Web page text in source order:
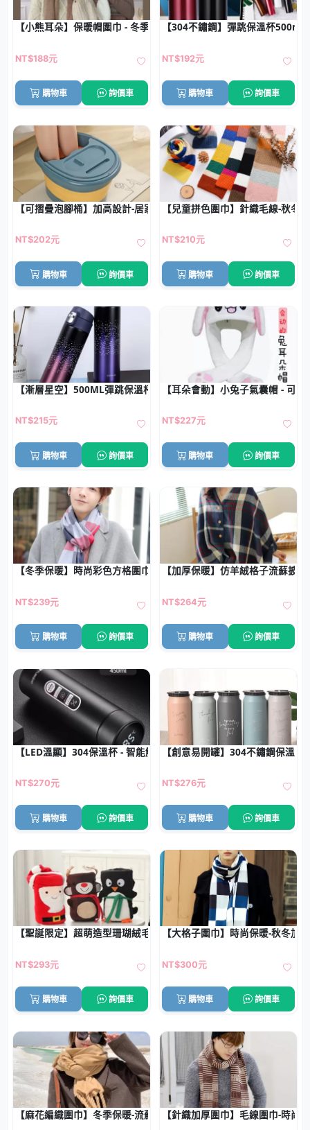
【小熊耳朵】保暖帽圍巾 - 冬季可愛頭套組
NT$188元
購物車 詢價車
【304不鏽鋼】彈跳保溫杯
NT$192元
購物車 詢價車
【可摺疊泡腳桶】加高設計-居家冬季足浴桶
NT$202元
購物車 詢價車
【兒童拼色圍巾】針織毛線-秋冬
NT$210元
購物車 詢價車
【漸層星空】500ML彈跳保溫杯-時尚環保水瓶
NT$215元
購物車 詢價車
【耳朵會動】小兔子氣囊帽 - 可愛
NT$227元
購物車 詢價車
【冬季保暖】時尚彩色方格圍巾 - 仿羊絨柔軟保暖圍巾
NT$239元
購物車 詢價車
【加厚保暖】仿羊絨格子流蘇披
NT$264元
購物車 詢價車
【LED溫顯】304保溫杯 - 智能觸控450ml
NT$270元
購物車 詢價車
【創意易開罐】304不鏽鋼保溫杯
NT$276元
購物車 詢價車
【聖誕限定】超萌造型珊瑚絨毛毯 - 嬰幼兒保暖午睡毯
NT$293元
購物車 詢價車
【大格子圍巾】時尚保暖-秋冬加
NT$300元
購物車 詢價車
【麻花編織圍巾】冬季保暖-流蘇長圍巾披肩【針織加厚圍巾】毛線圍巾-時尚